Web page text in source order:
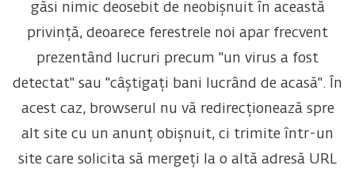
găsi nimic deosebit de neobișnuit în această
privință, deoarece ferestrele noi apar frecvent
prezentând lucruri precum "un virus a fost
detectat" sau "câștigați bani lucrând de acasă". În
acest caz, browserul nu vă redirecționează spre
alt site cu un anunț obișnuit, ci trimite într-un
site care solicita să mergeți la o altă adresă URL